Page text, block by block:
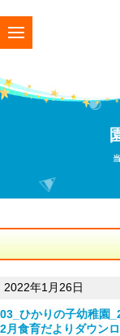
2022年1月26日
03_ひかりの子幼稚園
2月食育だより ダウン